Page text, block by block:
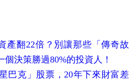
產翻22倍？別讓那些「傳奇故
決策勝過80%的投資人！
巴克」股票，20年下來財富差